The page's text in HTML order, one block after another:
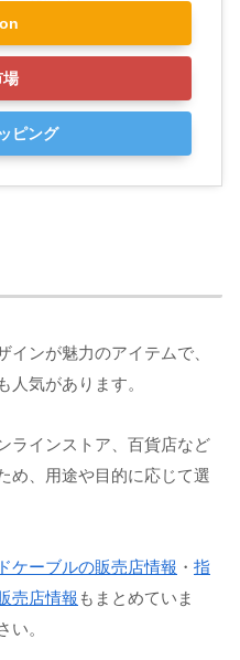
場
ピング
ンが魅力のアイテムで、
人気があります。
ラインストア、百貨店など
め、用途や目的に応じて選
ケーブルの販売店情報 ・ 指
売店情報 もまとめていま
い。